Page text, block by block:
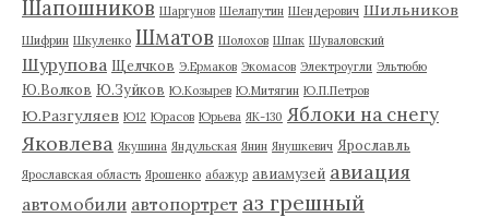
Шапошников Шаргунов Шелапутин Шендерович Шильников
Шифрин Шкуленко Шматов Шолохов Шпак Шуваловский
Шурупова Щелчков Э.Ермаков Экомасов Электроугли Эльтюбю
Ю.Волков Ю.Зуйков Ю.Козырев Ю.Митягин Ю.П.Петров
Ю.Разгуляев Ю12 Юрасов Юрьева ЯК-130 Яблоки на снегу
Яковлева Якушина Яндульская Янин Янушкевич Ярославль
Ярославская область Ярошенко абажур авиамузей авиация
автомобили автопортрет аз грешный